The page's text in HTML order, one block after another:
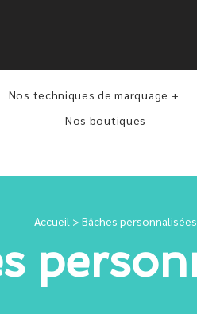
Nos techniques de marquage +
Nos boutiques
Accueil > Bâches personnalisées